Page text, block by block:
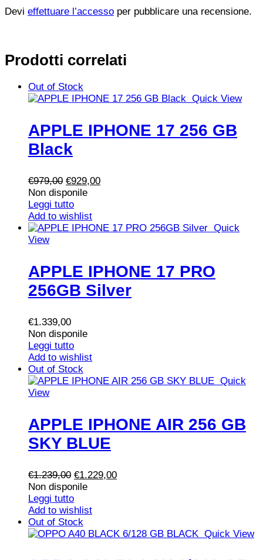
Devi effettuare l’accesso per pubblicare una recensione.
Prodotti correlati
Out of Stock
Quick View
APPLE IPHONE 17 256 GB
Black
€979,00 Il
prezzo
originale
era:
€979,00.
€929,00Il
€929,00.
Non disponile
Leggi tutto
Add to wishlist
Quick
View
APPLE IPHONE 17 PRO
256GB Silver
€1.339,00
Non disponile
Leggi tutto
Add to wishlist
Out of Stock
Quick
View
APPLE IPHONE AIR 256 GB
SKY BLUE
€1.239,00 Il
prezzo
originale
era:
€1.239,00.
€1.229,00Il
Non disponile
Leggi tutto
Add to wishlist
Out of Stock
Quick View